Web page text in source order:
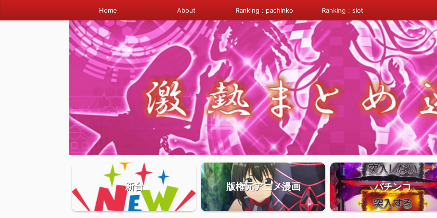
Home About Ranking：pachinko Ranking：slot
新台 版権元アニメ漫画 パチンコ